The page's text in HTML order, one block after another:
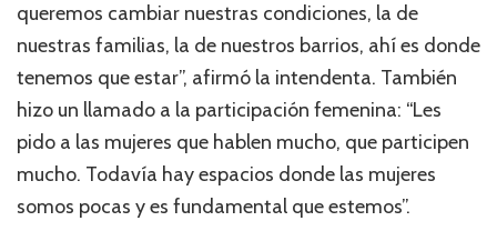
queremos cambiar nuestras condiciones, la de
nuestras familias, la de nuestros barrios, ahí es donde
tenemos que estar”, afirmó la intendenta. También
hizo un llamado a la participación femenina: “Les
pido a las mujeres que hablen mucho, que participen
mucho. Todavía hay espacios donde las mujeres
somos pocas y es fundamental que estemos”.